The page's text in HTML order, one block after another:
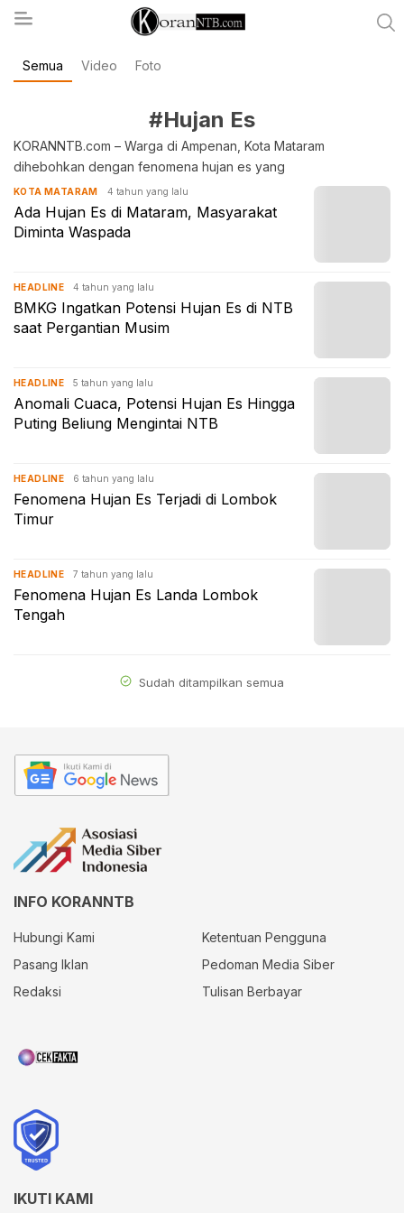
koranntb.com
Semua Video Foto
#Hujan Es
KORANNTB.com – Warga di Ampenan, Kota Mataram
dihebohkan dengan fenomena hujan es yang
KOTA MATARAM 4 tahun yang lalu
Ada Hujan Es di Mataram, Masyarakat
Diminta Waspada
HEADLINE 4 tahun yang lalu
BMKG Ingatkan Potensi Hujan Es di NTB
saat Pergantian Musim
HEADLINE 5 tahun yang lalu
Anomali Cuaca, Potensi Hujan Es Hingga
Puting Beliung Mengintai NTB
HEADLINE 6 tahun yang lalu
Fenomena Hujan Es Terjadi di Lombok
Timur
HEADLINE 7 tahun yang lalu
Fenomena Hujan Es Landa Lombok
Tengah
Sudah ditampilkan semua
INFO KORANNTB
Hubungi Kami
Ketentuan Pengguna
Pasang Iklan
Pedoman Media Siber
Redaksi
Tulisan Berbayar
IKUTI KAMI